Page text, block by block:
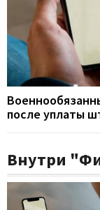
после уплаты
Внутри